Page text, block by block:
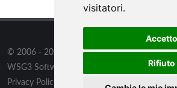
visitatori.
Accetto
Rifiuto
© 2006 - 2026 WSG3 STUDIOtutti i diritti
WSG3 Software
Privacy Policy
Preferenze sui Cookies